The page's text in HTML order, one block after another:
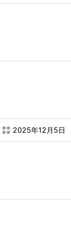
2025年12月5日